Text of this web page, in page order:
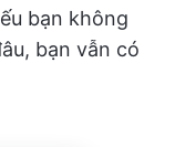
bạn không
bạn vẫn có